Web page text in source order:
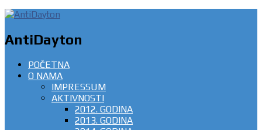
AntiDayton
POČETNA
O NAMA
IMPRESSUM
AKTIVNOSTI
2012. GODINA
2013. GODINA